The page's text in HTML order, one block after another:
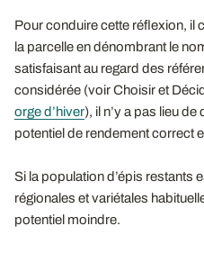
Pour conduire cette réflexion, il
la parcelle en dénombrant le
satisfaisant au regard des
considérée (voir Choisir et
orge d’hiver), il n’y a pas lieu
potentiel de rendement correct
Si la population d’épis restants
régionales et variétales
potentiel moindre.